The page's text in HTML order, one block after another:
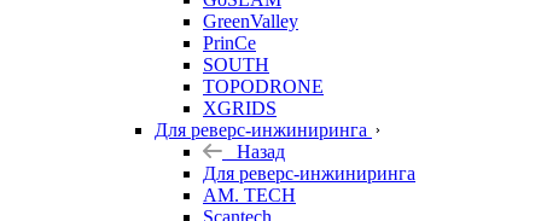
GreenValley
PrinCe
SOUTH
TOPODRONE
XGRIDS
Для реверс-инжиниринга
Назад
Для реверс-инжиниринга
AM. TECH
Scantech